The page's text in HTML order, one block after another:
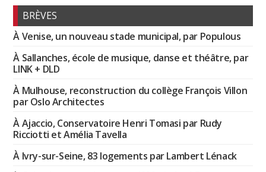
BRÈVES
À Venise, un nouveau stade municipal, par Populous
À Sallanches, école de musique, danse et théâtre, par
LINK + DLD
À Mulhouse, reconstruction du collège François Villon
par Oslo Architectes
À Ajaccio, Conservatoire Henri Tomasi par Rudy
Ricciotti et Amélia Tavella
À Ivry-sur-Seine, 83 logements par Lambert Lénack